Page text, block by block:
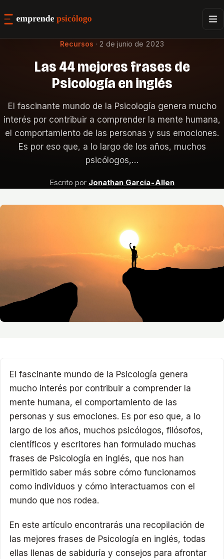
Recursos · 2 de junio de 2023
Las 44 mejores frases de
Psicología en inglés
El fascinante mundo de la Psicología genera mucho
interés por contribuir a comprender la mente humana,
el comportamiento de las personas y sus emociones.
Es por eso que, a lo largo de los años, muchos
psicólogos,…
Escrito por Jonathan García-Allen
El fascinante mundo de la Psicología genera
mucho interés por contribuir a comprender la
mente humana, el comportamiento de las
personas y sus emociones. Es por eso que, a lo
largo de los años, muchos psicólogos, filósofos,
científicos y escritores han formulado muchas
frases de Psicología en inglés, que nos han
permitido saber más sobre cómo funcionamos
como individuos y cómo interactuamos con el
mundo que nos rodea.
En este artículo encontrarás una recopilación de
las mejores frases de Psicología en inglés, todas
ellas llenas de sabiduría y consejos para afrontar